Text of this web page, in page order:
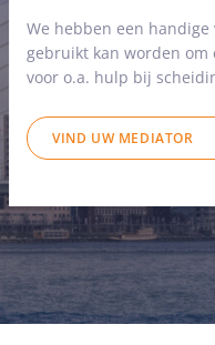
We hebben een
gebruikt kan worden
voor o.a. hulp bij
VIND UW MEDIATOR